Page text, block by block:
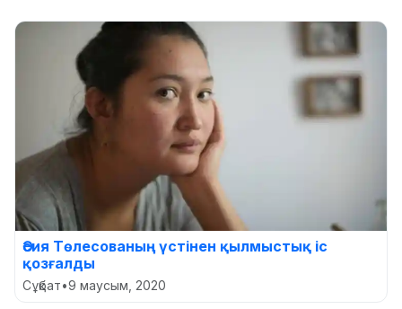
Әсия Төлесованың үстінен қылмыстық іс
қозғалды
Сұқбат•9 маусым, 2020